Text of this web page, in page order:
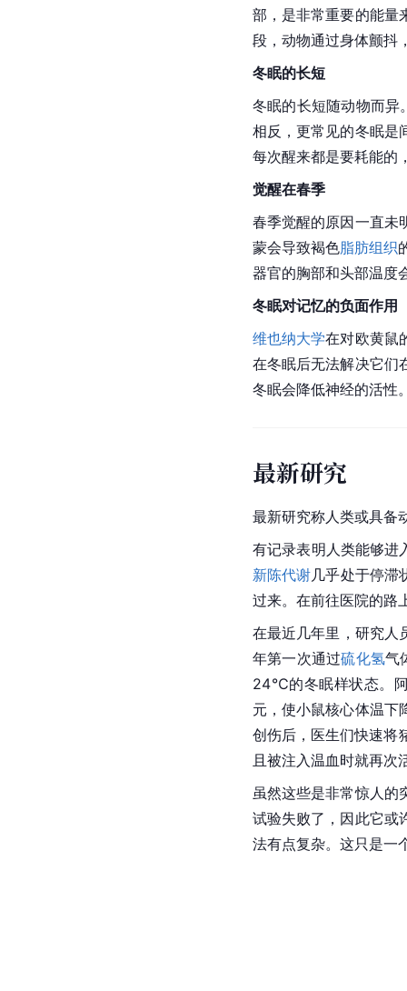
部，是非常重要的能量
段，动物通过身体颤抖
冬眠的长短
冬眠的长短随动物而
相反，更常见的冬眠是
每次醒来都是要耗能的
觉醒在春季
春季觉醒的原因一直未
蒙会导致褐色脂肪组织
器官的胸部和头部温度
冬眠对记忆的负面作用
维也纳大学在对欧黄鼠
在冬眠后无法解决它们
冬眠会降低神经的活性
最新研究
最新研究称人类或具备
有记录表明人类能够进
新陈代谢几乎处于停滞
过来。在前往医院的路
在最近几年里，研究人
年第一次通过硫化氢气
24℃的冬眠样状态。阿
元，使小鼠核心体温
创伤后，医生们快速将
且被注入温血时就再次
虽然这些是非常惊人的
试验失败了，因此它或
法有点复杂。这只是一